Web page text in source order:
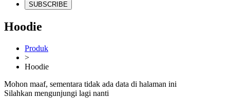
SUBSCRIBE
Hoodie
Produk
>
Hoodie
Mohon maaf, sementara tidak ada data di halaman ini
Silahkan mengunjungi lagi nanti